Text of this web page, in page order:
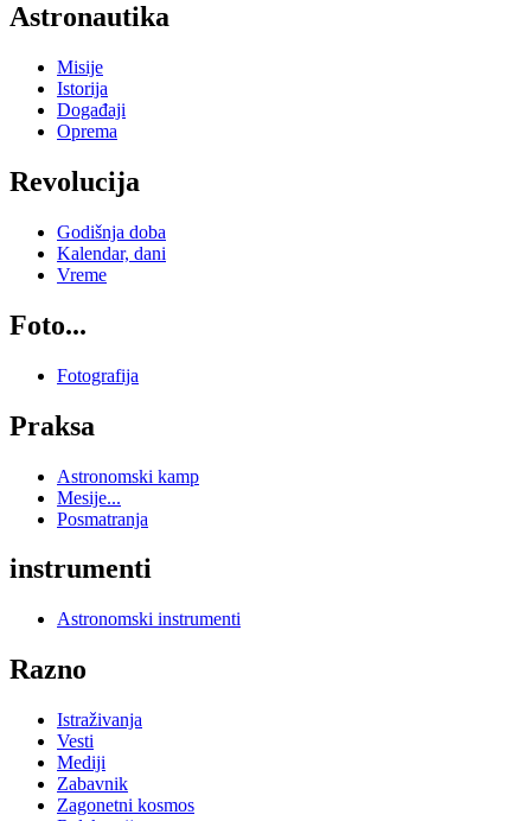
Astronautika
Misije
Istorija
Događaji
Oprema
Revolucija
Godišnja doba
Kalendar, dani
Vreme
Foto...
Fotografija
Praksa
Astronomski kamp
Mesije...
Posmatranja
instrumenti
Astronomski instrumenti
Razno
Istraživanja
Vesti
Mediji
Zabavnik
Zagonetni kosmos